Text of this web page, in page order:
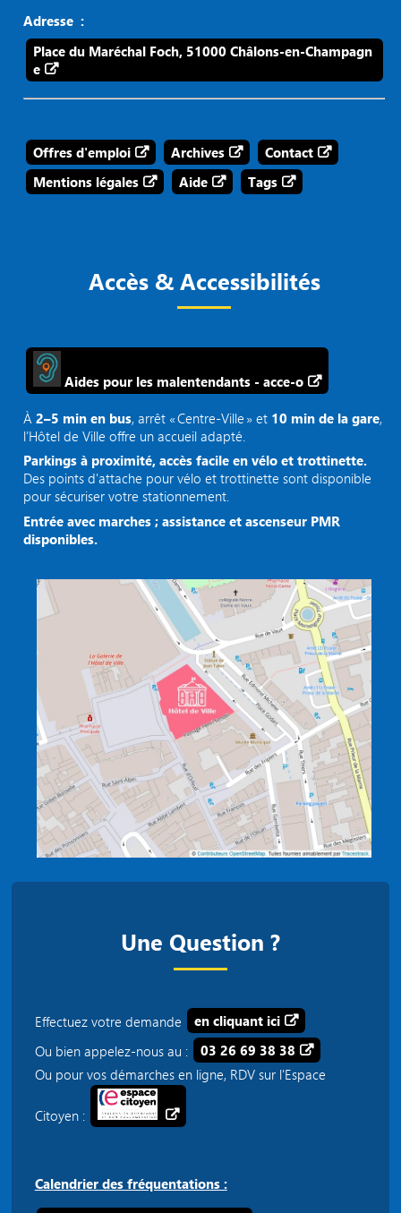
Adresse :
Place du Maréchal Foch, 51000 Châlons-en-Champagn
e
Offres d'emploi Archives
Contact
Mentions légales
Aide Tags
Accès & Accessibilités
Aides pour les malentendants - acce-o
À2–5 min en bus, arrêt « Centre‑Ville » et 10 min de la gare,
l’Hôtel de Ville offre un accueil adapté.
Parkings à proximité, accès facile en vélo et trottinette.
Des points d'attache pour vélo et trottinette sont disponible
pour sécuriser votre stationnement.
Entrée avec marches ; assistance et ascenseur PMR
disponibles.
Une Question ?
Effectuez votre demande
en cliquant ici
Ou bien appelez-nous au :
03 26 69 38 38
Ou pour vos démarches en ligne, RDV sur l'Espace
Citoyen :
Calendrier des fréquentations :